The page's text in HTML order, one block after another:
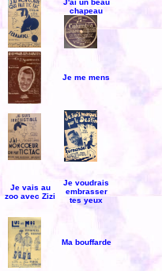
J'ai un beau
chapeau
Je me mens
Je vais au
zoo avec Zizi
Je voudrais
embrasser
tes yeux
Ma bouffarde